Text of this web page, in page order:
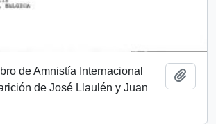
de Amnistía Internacional
de José Llaulén y Juan